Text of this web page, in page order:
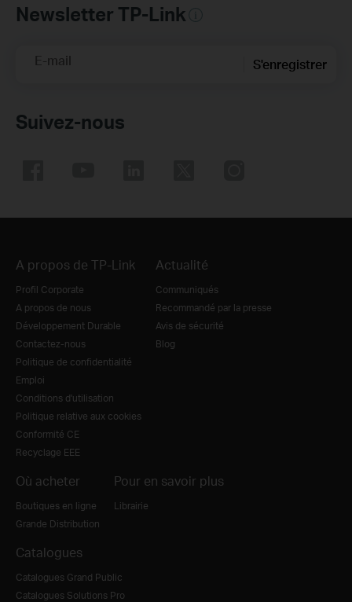
Newsletter TP-Link
E-mail S'enregistrer
Suivez-nous
A propos de TP-Link
Profil Corporate
A propos de nous
Développement Durable
Contactez-nous
Politique de confidentialité
Emploi
Conditions d'utilisation
Politique relative aux cookies
Conformité CE
Recyclage EEE
Actualité
Communiqués
Recommandé par la presse
Avis de sécurité
Blog
Où acheter
Boutiques en ligne
Grande Distribution
Pour en savoir plus
Librairie
Catalogues
Catalogues Grand Public
Catalogues Solutions Pro